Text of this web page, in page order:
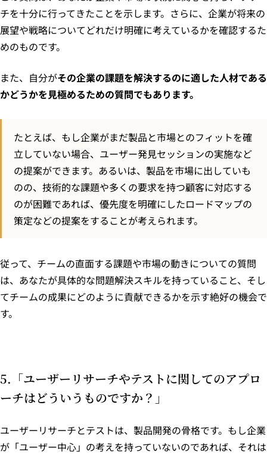
チを十分に行ってきたことを示します。さらに、企業が将来の
展望や戦略についてどれだけ明確に考えているかを確認するた
めのものです。
また、自分がその企業の課題を解決するのに適した人材である
かどうかを見極めるための質問でもあります。
たとえば、もし企業がまだ製品と市場とのフィットを確
立していない場合、ユーザー発見セッションの実施など
の提案ができます。あるいは、製品を市場に出していも
のの、技術的な課題や多くの要求を持つ顧客に対応する
のが困難であれば、優先度を明確にしたロードマップの
策定などの提案をすることが考えられます。
従って、チームの直面する課題や市場の動きについての質問
は、あなたが具体的な問題解決スキルを持っていること、そし
てチームの成果にどのように貢献できるかを示す絶好の機会で
す。
5.「ユーザーリサーチやテストに関してのアプロ
ーチはどういうものですか？」
ユーザーリサーチとテストは、製品開発の骨格です。もし企業
が「ユーザー中心」の考えを持っていないのであれば、それは